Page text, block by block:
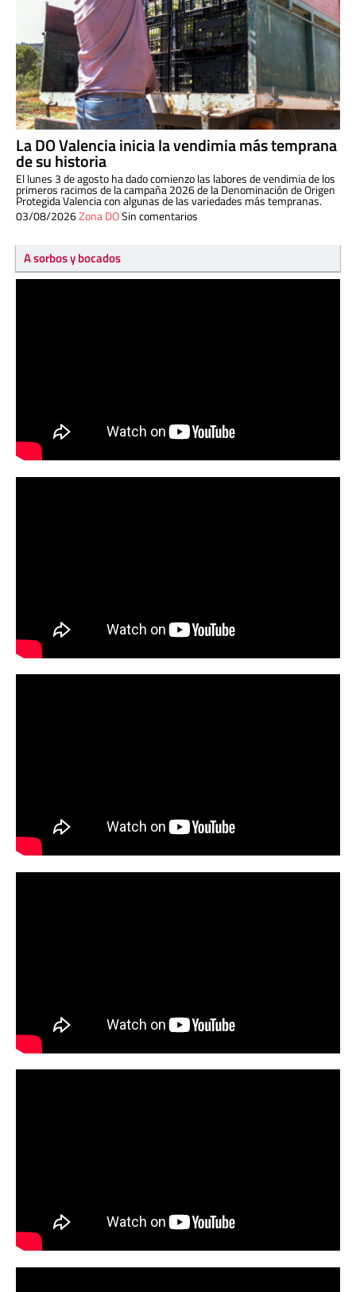
La DO Valencia inicia la vendimia más temprana
de su historia
El lunes 3 de agosto ha dado comienzo las labores de vendimia de los
primeros racimos de la campaña 2026 de la Denominación de Origen
Protegida Valencia con algunas de las variedades más tempranas.
03/08/2026Zona DOSin comentarios
A sorbos y bocados